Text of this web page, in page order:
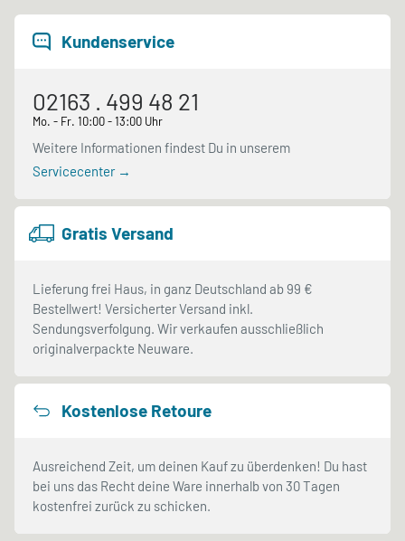
Kundenservice
02163 . 499 48 21
Mo. - Fr. 10:00 - 13:00 Uhr
Weitere Informationen findest Du in unserem
Servicecenter →
Gratis Versand
Lieferung frei Haus, in ganz Deutschland ab 99 €
Bestellwert! Versicherter Versand inkl.
Sendungsverfolgung. Wir verkaufen ausschließlich
originalverpackte Neuware.
Kostenlose Retoure
Ausreichend Zeit, um deinen Kauf zu überdenken! Du hast
bei uns das Recht deine Ware innerhalb von 30 Tagen
kostenfrei zurück zu schicken.